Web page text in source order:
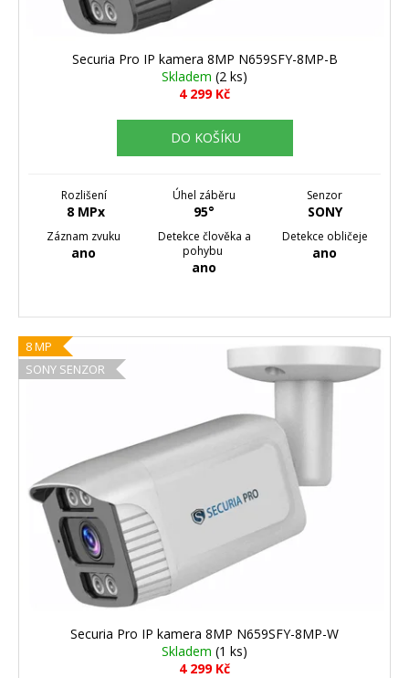
Securia Pro IP kamera 8MP N659SFY-8MP-B
Skladem (2 ks)
4 299 Kč
DO KOŠÍKU
Rozlišení
8 MPx
Úhel záběru
95°
Senzor
SONY
Záznam zvuku
ano
Detekce člověka a
pohybu
ano
Detekce obličeje
ano
8 MP
SONY SENZOR
Securia Pro IP kamera 8MP N659SFY-8MP-W
Skladem (1 ks)
4 299 Kč